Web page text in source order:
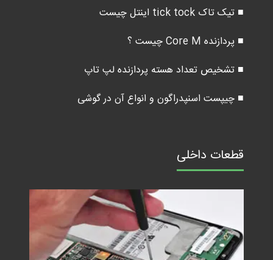
■ تیک تاک tick tock اینتل چیست
■ پردازنده Core M چیست ؟
■ تشخیص تعداد هسته پردازنده لپ تاپ
■ چیپست اسنپدراگون و انواع آن در گوشی
قطعات داخلی